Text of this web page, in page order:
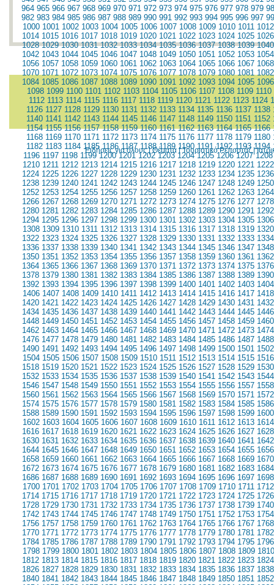
964 965 966 967 968 969 970 971 972 973 974 975 976 977 978 979
982 983 984 985 986 987 988 989 990 991 992 993 994 995 996 997
1000 1001 1002 1003 1004 1005 1006 1007 1008 1009 1010 1011 1012
1014 1015 1016 1017 1018 1019 1020 1021 1022 1023 1024 1025 1026
1028 1029 1030 1031 1032 1033 1034 1035 1036 1037 1038 1039 1040
1042 1043 1044 1045 1046 1047 1048 1049 1050 1051 1052 1053 1054
1056 1057 1058 1059 1060 1061 1062 1063 1064 1065 1066 1067 1068
1070 1071 1072 1073 1074 1075 1076 1077 1078 1079 1080 1081 1082
1084 1085 1086 1087 1088 1089 1090 1091 1092 1093 1094 1095 1096
1098 1099 1100 1101 1102 1103 1104 1105 1106 1107 1108 1109 1110
1112 1113 1114 1115 1116 1117 1118 1119 1120 1121 1122 1123 1124
1126 1127 1128 1129 1130 1131 1132 1133 1134 1135 1136 1137 1138
1140 1141 1142 1143 1144 1145 1146 1147 1148 1149 1150 1151 1152
1154 1155 1156 1157 1158 1159 1160 1161 1162 1163 1164 1165 1166
1168 1169 1170 1171 1172 1173 1174 1175 1176 1177 1178 1179 1180
1182 1183 1184 1185 1186 1187 1188 1189 1190 1191 1192 1193 1194
1196 1197 1198 1199 1200 1201 1202 1203 1204 1205 1206 1207 1208
1210 1211 1212 1213 1214 1215 1216 1217 1218 1219 1220 1221 1222
1224 1225 1226 1227 1228 1229 1230 1231 1232 1233 1234 1235 1236
1238 1239 1240 1241 1242 1243 1244 1245 1246 1247 1248 1249 1250
1252 1253 1254 1255 1256 1257 1258 1259 1260 1261 1262 1263 1264
1266 1267 1268 1269 1270 1271 1272 1273 1274 1275 1276 1277 1278
1280 1281 1282 1283 1284 1285 1286 1287 1288 1289 1290 1291 1292
1294 1295 1296 1297 1298 1299 1300 1301 1302 1303 1304 1305 1306
1308 1309 1310 1311 1312 1313 1314 1315 1316 1317 1318 1319 1320
1322 1323 1324 1325 1326 1327 1328 1329 1330 1331 1332 1333 1334
1336 1337 1338 1339 1340 1341 1342 1343 1344 1345 1346 1347 1348
1350 1351 1352 1353 1354 1355 1356 1357 1358 1359 1360 1361 1362
1364 1365 1366 1367 1368 1369 1370 1371 1372 1373 1374 1375 1376
1378 1379 1380 1381 1382 1383 1384 1385 1386 1387 1388 1389 1390
1392 1393 1394 1395 1396 1397 1398 1399 1400 1401 1402 1403 1404
1406 1407 1408 1409 1410 1411 1412 1413 1414 1415 1416 1417 1418
1420 1421 1422 1423 1424 1425 1426 1427 1428 1429 1430 1431 1432
1434 1435 1436 1437 1438 1439 1440 1441 1442 1443 1444 1445 1446
1448 1449 1450 1451 1452 1453 1454 1455 1456 1457 1458 1459 1460
1462 1463 1464 1465 1466 1467 1468 1469 1470 1471 1472 1473 1474
1476 1477 1478 1479 1480 1481 1482 1483 1484 1485 1486 1487 1488
1490 1491 1492 1493 1494 1495 1496 1497 1498 1499 1500 1501 1502
1504 1505 1506 1507 1508 1509 1510 1511 1512 1513 1514 1515 1516
1518 1519 1520 1521 1522 1523 1524 1525 1526 1527 1528 1529 1530
1532 1533 1534 1535 1536 1537 1538 1539 1540 1541 1542 1543 1544
1546 1547 1548 1549 1550 1551 1552 1553 1554 1555 1556 1557 1558
1560 1561 1562 1563 1564 1565 1566 1567 1568 1569 1570 1571 1572
1574 1575 1576 1577 1578 1579 1580 1581 1582 1583 1584 1585 1586
1588 1589 1590 1591 1592 1593 1594 1595 1596 1597 1598 1599 1600
1602 1603 1604 1605 1606 1607 1608 1609 1610 1611 1612 1613 1614
1616 1617 1618 1619 1620 1621 1622 1623 1624 1625 1626 1627 1628
1630 1631 1632 1633 1634 1635 1636 1637 1638 1639 1640 1641 1642
1644 1645 1646 1647 1648 1649 1650 1651 1652 1653 1654 1655 1656
1658 1659 1660 1661 1662 1663 1664 1665 1666 1667 1668 1669 1670
1672 1673 1674 1675 1676 1677 1678 1679 1680 1681 1682 1683 1684
1686 1687 1688 1689 1690 1691 1692 1693 1694 1695 1696 1697 1698
1700 1701 1702 1703 1704 1705 1706 1707 1708 1709 1710 1711 1712
1714 1715 1716 1717 1718 1719 1720 1721 1722 1723 1724 1725 1726
1728 1729 1730 1731 1732 1733 1734 1735 1736 1737 1738 1739 1740
1742 1743 1744 1745 1746 1747 1748 1749 1750 1751 1752 1753 1754
1756 1757 1758 1759 1760 1761 1762 1763 1764 1765 1766 1767 1768
1770 1771 1772 1773 1774 1775 1776 1777 1778 1779 1780 1781 1782
1784 1785 1786 1787 1788 1789 1790 1791 1792 1793 1794 1795 1796
1798 1799 1800 1801 1802 1803 1804 1805 1806 1807 1808 1809 1810
1812 1813 1814 1815 1816 1817 1818 1819 1820 1821 1822 1823 1824
1826 1827 1828 1829 1830 1831 1832 1833 1834 1835 1836 1837 1838
1840 1841 1842 1843 1844 1845 1846 1847 1848 1849 1850 1851 1852
Ειδήσεις για όλους|Θέματα|Τουριστικό Ρεπορτάζ|